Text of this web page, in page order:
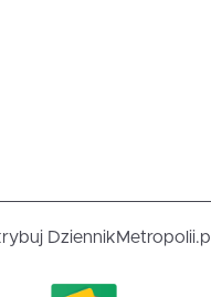
DziennikMetropolii.pl